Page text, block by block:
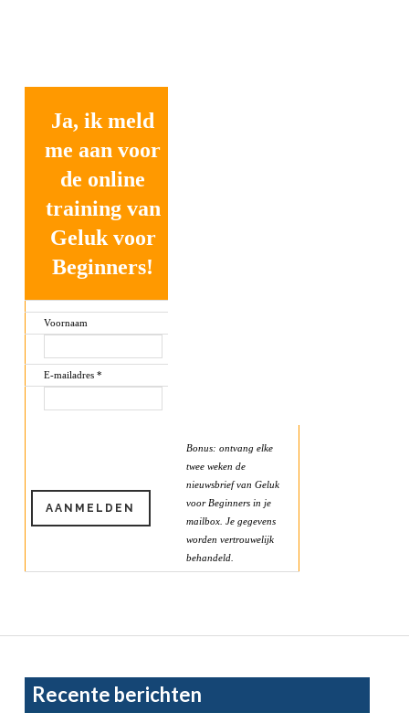
Ja, ik meld
me aan voor
de online
training van
Geluk voor
Beginners!
Voornaam
E-mailadres *
Bonus: ontvang elke
twee weken de
nieuwsbrief van Geluk
voor Beginners in je
mailbox. Je gegevens
worden vertrouwelijk
behandeld.
Primary
Recente berichten